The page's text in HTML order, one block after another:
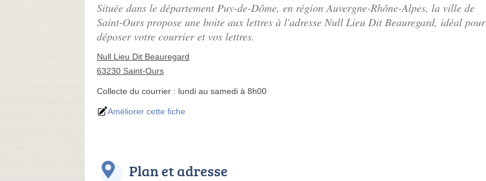
Située dans le département Puy-de-Dôme, en région Auvergne-Rhône-Alpes, la ville de
Saint-Ours propose une boite aux lettres à l'adresse Null Lieu Dit Beauregard, idéal pour
déposer votre courrier et vos lettres.
Null Lieu Dit Beauregard
63230 Saint-Ours
Collecte du courrier : lundi au samedi à 8h00
Améliorer cette fiche
Plan et adresse